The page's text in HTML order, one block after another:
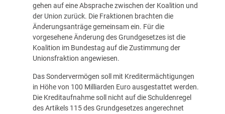
gehen auf eine Absprache zwischen der Koalition und
der Union zurück. Die Fraktionen brachten die
Änderungsanträge gemeinsam ein. Für die
vorgesehene Änderung des Grundgesetzes ist die
Koalition im Bundestag auf die Zustimmung der
Unionsfraktion angewiesen.
Das Sondervermögen soll mit Kreditermächtigungen
in Höhe von 100 Milliarden Euro ausgestattet werden.
Die Kreditaufnahme soll nicht auf die Schuldenregel
des Artikels 115 des Grundgesetzes angerechnet